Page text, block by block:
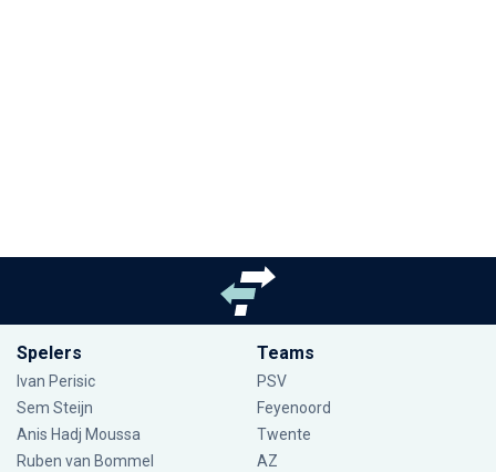
Spelers
Ivan Perisic
Sem Steijn
Anis Hadj Moussa
Ruben van Bommel
Teams
PSV
Feyenoord
Twente
AZ